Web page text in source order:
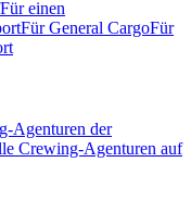
Für einen
Für General CargoFür
Agenturen der
Crewing-Agenturen auf